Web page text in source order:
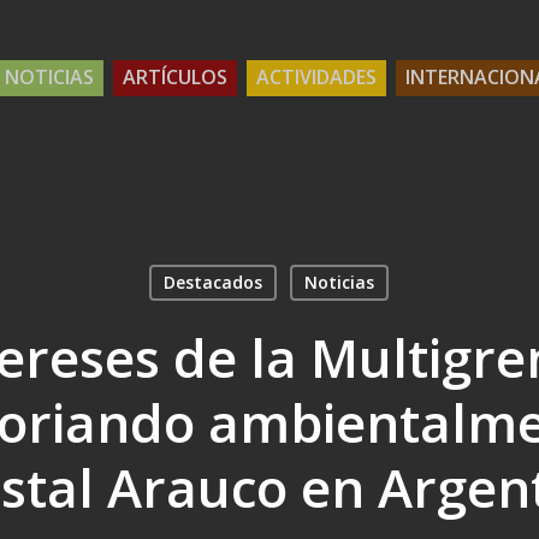
NOTICIAS ARTÍCULOS ACTIVIDADES
Destacados Noticias
de la
Arauco en